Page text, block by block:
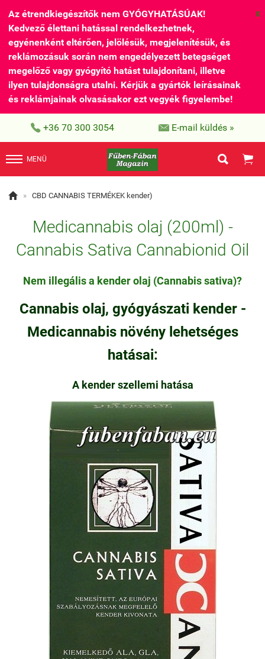
Az étrendkiegészítők nem GYÓGYHATÁSÚAK!
Kedvező élettani hatással rendelkezhetnek,
egyénenként eltérően, jelölésük, megjelenítésük, és
reklámozásuk során nem engedélyezett betegséget
megelőző vagy gyógyító hatást tulajdonítani, illetve
ilyen tulajdonságra utalni. Kérjük a gyártók leírásainak
és reklámjainak olvasásakor ezt vegyék figyelembe!
X
 +36 70 300 3054  E-mail küldés »
MENÜ  
 » CBD CANNABIS TERMÉKEK kender)
Medicannabis olaj (200ml) -
Cannabis Sativa Cannabionid Oil
Nem illegális a kender olaj (Cannabis sativa)?
Cannabis olaj, gyógyászati kender -
Medicannabis növény lehetséges
hatásai:
A kender szellemi hatása